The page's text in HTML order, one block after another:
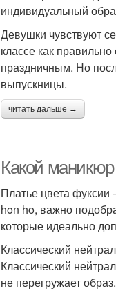
индивидуальный
Девушки чувствуют
классе как
праздничным. Но
выпускницы.
читать дальше →
Какой
Платье цвета
hon ho, важно
которые идеально
Классический
Классический
не перегружает